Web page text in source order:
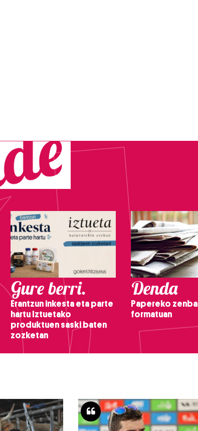
Gure berri.
Erantzun inkesta eta parte
hartu Iztuetako
produktuen saski baten
zozketan
Denda
Papereko
formatuan